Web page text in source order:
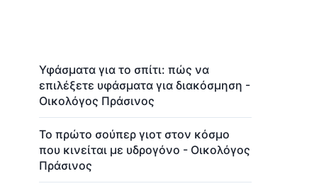
Υφάσματα για το σπίτι: πώς να
επιλέξετε υφάσματα για διακόσμηση -
Οικολόγος Πράσινος
Το πρώτο σούπερ γιοτ στον κόσμο
που κινείται με υδρογόνο - Οικολόγος
Πράσινος